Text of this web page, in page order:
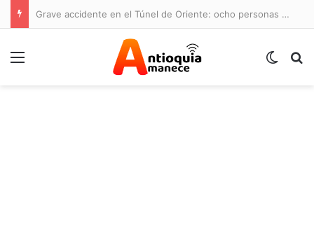
Grave accidente en el Túnel de Oriente: ocho personas lesionadas y cierre de la vía
Menú